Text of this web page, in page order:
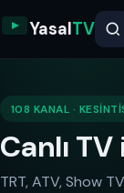
YasalTV
108 KANAL ·
Canlı TV
TRT, ATV, Show